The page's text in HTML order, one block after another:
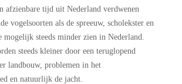
afzienbare tijd uit Nederland verdwenen
vogelsoorten als de spreeuw, scholekster en
steeds minder zien in Nederland.
steeds kleiner door een teruglopend
landbouw, problemen in het
en natuurlijk de jacht.